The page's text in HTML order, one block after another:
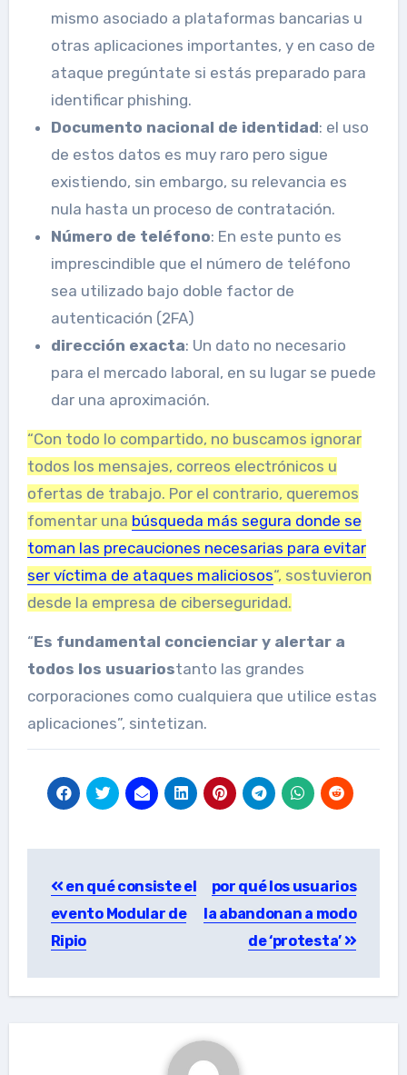
mismo asociado a plataformas bancarias u
otras aplicaciones importantes, y en caso de
ataque pregúntate si estás preparado para
identificar phishing.
Documento nacional de identidad: el uso
de estos datos es muy raro pero sigue
existiendo, sin embargo, su relevancia es
nula hasta un proceso de contratación.
Número de teléfono: En este punto es
imprescindible que el número de teléfono
sea utilizado bajo doble factor de
autenticación (2FA)
dirección exacta: Un dato no necesario
para el mercado laboral, en su lugar se puede
dar una aproximación.
“Con todo lo compartido, no buscamos ignorar
todos los mensajes, correos electrónicos u
ofertas de trabajo. Por el contrario, queremos
fomentar una búsqueda más segura donde se
toman las precauciones necesarias para evitar
ser víctima de ataques maliciosos“, sostuvieron
desde la empresa de ciberseguridad.
“Es fundamental concienciar y alertar a
todos los usuariostanto las grandes
corporaciones como cualquiera que utilice estas
aplicaciones”, sintetizan.
navigation
en qué consiste el
evento Modular de
Ripio
por qué los usuarios
la abandonan a modo
de ‘protesta’